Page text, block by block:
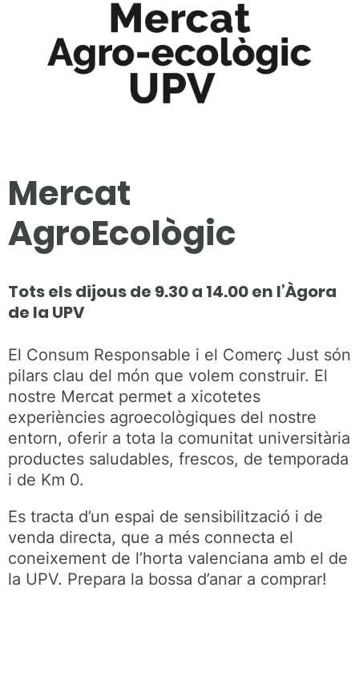
Mercat
AgroEcològic
Tots els dijous de 9.30 a 14.00 en l’Àgora
de la UPV
El Consum Responsable i el Comerç Just són
pilars clau del món que volem construir. El
nostre Mercat permet a xicotetes
experiències agroecològiques del nostre
entorn, oferir a tota la comunitat universitària
productes saludables, frescos, de temporada
i de Km 0.
Es tracta d’un espai de sensibilització i de
venda directa, que a més connecta el
coneixement de l’horta valenciana amb el de
la UPV. Prepara la bossa d’anar a comprar!